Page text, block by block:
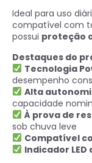
Ideal para uso
compatível com
possui proteção
Destaques do
Tecnologia
desempenho
Alta
capacidade
À prova de
sob chuva leve
Compatível
Indicador